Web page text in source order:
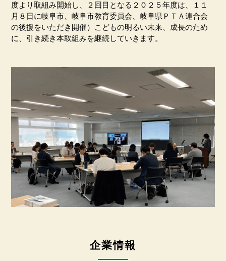
度より取組み開始し、２回目となる２０２５年度は、１１
月８日に岐阜市、岐阜市教育委員会、岐阜県ＰＴＡ連合会
の後援をいただき開催）こどもの明るい未来、成長のため
に、引き続き本取組みを継続していきます。
企業情報